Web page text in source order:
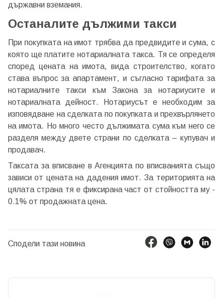
държавни вземания.
Останалите дължими такси
При покупката на имот трябва да предвидите и сума, с
която ще платите нотариалната такса. Тя се определя
според цената на имота, вида строителство, когато
става въпрос за апартамент, и съгласно тарифата за
нотариалните такси към Закона за нотариусите и
нотариалната дейност. Нотариусът е необходим за
изповядване на сделката по покупката и прехвърлянето
на имота. Но много често дължимата сума към него се
разделя между двете страни по сделката – купувач и
продавач.
Таксата за вписване в Агенцията по вписванията също
зависи от цената на дадения имот. За територията на
цялата страна тя е фиксирана част от стойността му -
0.1% от продажната цена.
Сподели тази новина